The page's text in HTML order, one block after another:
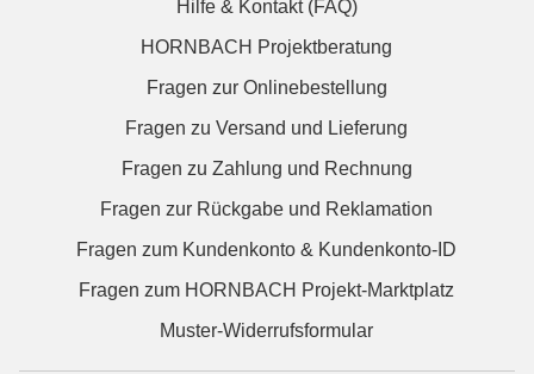
Hilfe & Kontakt (FAQ)
HORNBACH Projektberatung
Fragen zur Onlinebestellung
Fragen zu Versand und Lieferung
Fragen zu Zahlung und Rechnung
Fragen zur Rückgabe und Reklamation
Fragen zum Kundenkonto & Kundenkonto-ID
Fragen zum HORNBACH Projekt-Marktplatz
Muster-Widerrufsformular